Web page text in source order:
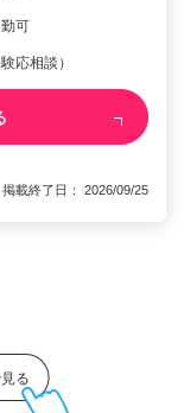
可
応相談）
載終了日： 2026/09/25